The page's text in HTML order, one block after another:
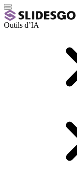
Outils d’IA